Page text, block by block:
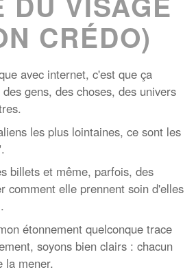
CRÉDO)
avec internet, c'est que ça
gens, des choses, des univers
les plus lointaines, ce sont les
billets et même, parfois, des
comment elle prennent soin d'elles
.
étonnement quelconque trace
soyons bien clairs : chacun
la mener.